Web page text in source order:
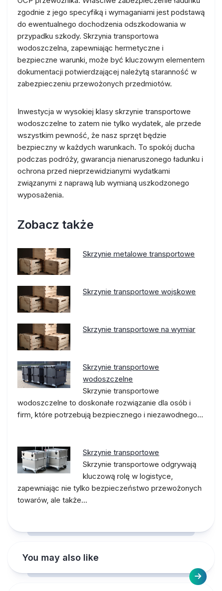
zgodnie z jego specyfiką i wymaganiami jest podstawą
do ewentualnego dochodzenia odszkodowania w
przypadku szkody. Skrzynia transportowa
wodoszczelna, zapewniając hermetyczne i
bezpieczne warunki, może być kluczowym elementem
dokumentacji potwierdzającej należytą staranność w
zabezpieczeniu przewożonych przedmiotów.
Inwestycja w wysokiej klasy skrzynie transportowe
wodoszczelne to zatem nie tylko wydatek, ale przede
wszystkim pewność, że nasz sprzęt będzie
bezpieczny w każdych warunkach. To spokój ducha
podczas podróży, gwarancja nienaruszonego ładunku i
ochrona przed nieprzewidzianymi wydatkami
związanymi z naprawą lub wymianą uszkodzonego
wyposażenia.
Zobacz także
Skrzynie metalowe transportowe
Skrzynie transportowe wojskowe
Skrzynie transportowe na wymiar
Skrzynie transportowe
wodoszczelne
Skrzynie transportowe
wodoszczelne to doskonałe rozwiązanie dla osób i
firm, które potrzebują bezpiecznego i niezawodnego…
Skrzynie transportowe
Skrzynie transportowe odgrywają
kluczową rolę w logistyce,
zapewniając nie tylko bezpieczeństwo przewożonych
towarów, ale także…
You may also like